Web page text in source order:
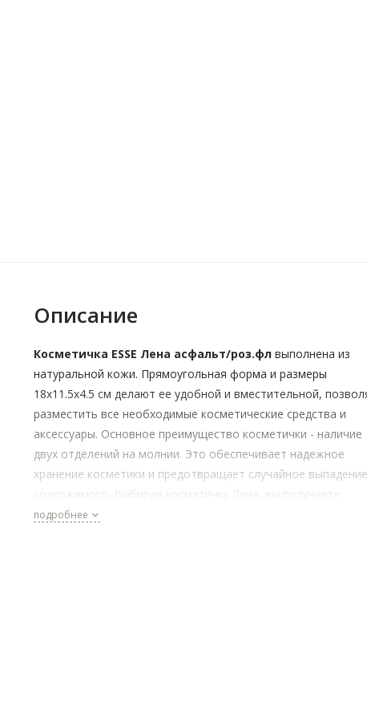
Описание
Косметичка ESSE Лена асфальт/роз.фл выполнена из
натуральной кожи. Прямоугольная форма и размеры
18x11.5x4.5 см делают ее удобной и вместительной,
разместить все необходимые косметические средства и
аксессуары. Основное преимущество косметички - наличие
двух отделений на молнии. Это обеспечивает надежное
хранение косметики и предотвращает случайное выпадение
содержимого. Выбирая косметичку Лена, вы получаете
стильный и практичный аксессуар, который станет
подробнее